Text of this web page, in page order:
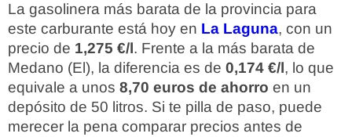
La gasolinera más barata de la provincia para
este carburante está hoy en La Laguna, con un
precio de 1,275 €/l. Frente a la más barata de
Medano (El), la diferencia es de 0,174 €/l, lo que
equivale a unos 8,70 euros de ahorro en un
depósito de 50 litros. Si te pilla de paso, puede
merecer la pena comparar precios antes de